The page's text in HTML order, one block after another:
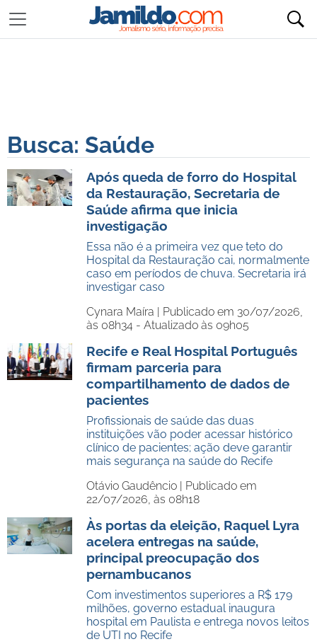
Busca: Saúde
Após queda de forro do Hospital
da Restauração, Secretaria de
Saúde afirma que inicia
investigação
Essa não é a primeira vez que teto do
Hospital da Restauração cai, normalmente
caso em períodos de chuva. Secretaria irá
investigar caso
Cynara Maíra | Publicado em 30/07/2026,
às 08h34 - Atualizado às 09h05
Recife e Real Hospital Português
firmam parceria para
compartilhamento de dados de
pacientes
Profissionais de saúde das duas
instituições vão poder acessar histórico
clínico de pacientes; ação deve garantir
mais segurança na saúde do Recife
Otávio Gaudêncio | Publicado em
22/07/2026, às 08h18
Às portas da eleição, Raquel Lyra
acelera entregas na saúde,
principal preocupação dos
pernambucanos
Com investimentos superiores a R$ 179
milhões, governo estadual inaugura
hospital em Paulista e entrega novos leitos
de UTI no Recife